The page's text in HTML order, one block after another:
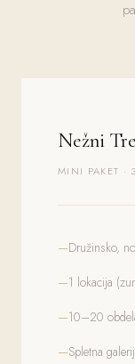
Nežni
MINI PAKET ·
Družinsko,
1 lokacija
10–20
Spletna